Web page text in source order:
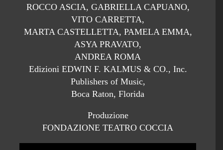
ROCCO ASCIA, GABRIELLA CAPUANO,
VITO CARRETTA,
MARTA CASTELLETTA, PAMELA EMMA,
ASYA PRAVATO,
ANDREA ROMA
Edizioni EDWIN F. KALMUS & CO., Inc.
Publishers of Music,
Boca Raton, Florida
Produzione
FONDAZIONE TEATRO COCCIA